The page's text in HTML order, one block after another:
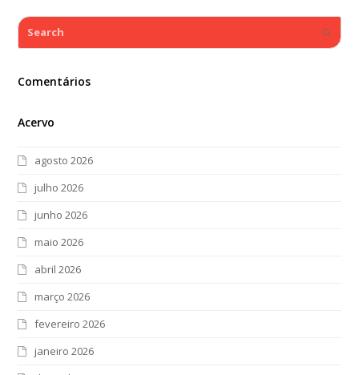
Search
Comentários
Acervo
agosto 2026
julho 2026
junho 2026
maio 2026
abril 2026
março 2026
fevereiro 2026
janeiro 2026